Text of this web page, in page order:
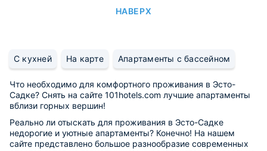
НАВЕРХ
С кухней На карте Апартаменты с бассейном
Что необходимо для комфортного проживания в Эсто-
Садке? Снять на сайте 101hotels.com лучшие апартаменты
вблизи горных вершин!
Реально ли отыскать для проживания в Эсто-Садке
недорогие и уютные апартаменты? Конечно! На нашем
сайте представлено большое разнообразие современных